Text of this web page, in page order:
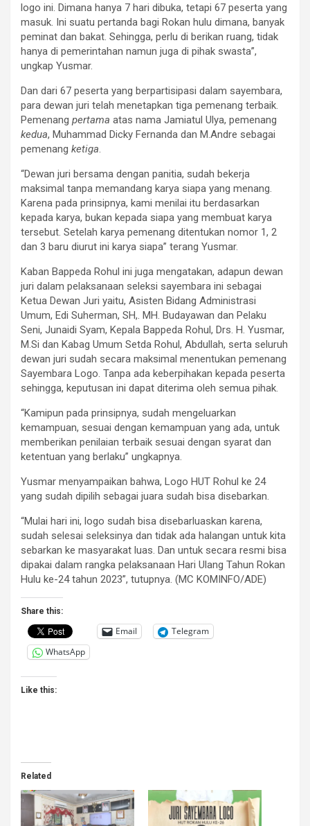
logo ini. Dimana hanya 7 hari dibuka, tetapi 67 peserta yang
masuk. Ini suatu pertanda bagi Rokan hulu dimana, banyak
peminat dan bakat. Sehingga, perlu di berikan ruang, tidak
hanya di pemerintahan namun juga di pihak swasta”,
ungkap Yusmar.
Dan dari 67 peserta yang berpartisipasi dalam sayembara,
para dewan juri telah menetapkan tiga pemenang terbaik.
Pemenang pertama atas nama Jamiatul Ulya, pemenang
kedua, Muhammad Dicky Fernanda dan M.Andre sebagai
pemenang ketiga.
“Dewan juri bersama dengan panitia, sudah bekerja
maksimal tanpa memandang karya siapa yang menang.
Karena pada prinsipnya, kami menilai itu berdasarkan
kepada karya, bukan kepada siapa yang membuat karya
tersebut. Setelah karya pemenang ditentukan nomor 1, 2
dan 3 baru diurut ini karya siapa” terang Yusmar.
Kaban Bappeda Rohul ini juga mengatakan, adapun dewan
juri dalam pelaksanaan seleksi sayembara ini sebagai
Ketua Dewan Juri yaitu, Asisten Bidang Administrasi
Umum, Edi Suherman, SH,. MH. Budayawan dan Pelaku
Seni, Junaidi Syam, Kepala Bappeda Rohul, Drs. H. Yusmar,
M.Si dan Kabag Umum Setda Rohul, Abdullah, serta seluruh
dewan juri sudah secara maksimal menentukan pemenang
Sayembara Logo. Tanpa ada keberpihakan kepada peserta
sehingga, keputusan ini dapat diterima oleh semua pihak.
“Kamipun pada prinsipnya, sudah mengeluarkan
kemampuan, sesuai dengan kemampuan yang ada, untuk
memberikan penilaian terbaik sesuai dengan syarat dan
ketentuan yang berlaku” ungkapnya.
Yusmar menyampaikan bahwa, Logo HUT Rohul ke 24
yang sudah dipilih sebagai juara sudah bisa disebarkan.
“Mulai hari ini, logo sudah bisa disebarluaskan karena,
sudah selesai seleksinya dan tidak ada halangan untuk kita
sebarkan ke masyarakat luas. Dan untuk secara resmi bisa
dipakai dalam rangka pelaksanaan Hari Ulang Tahun Rokan
Hulu ke-24 tahun 2023”, tutupnya. (MC KOMINFO/ADE)
Share this:
Email
Telegram
WhatsApp
Like this:
Related